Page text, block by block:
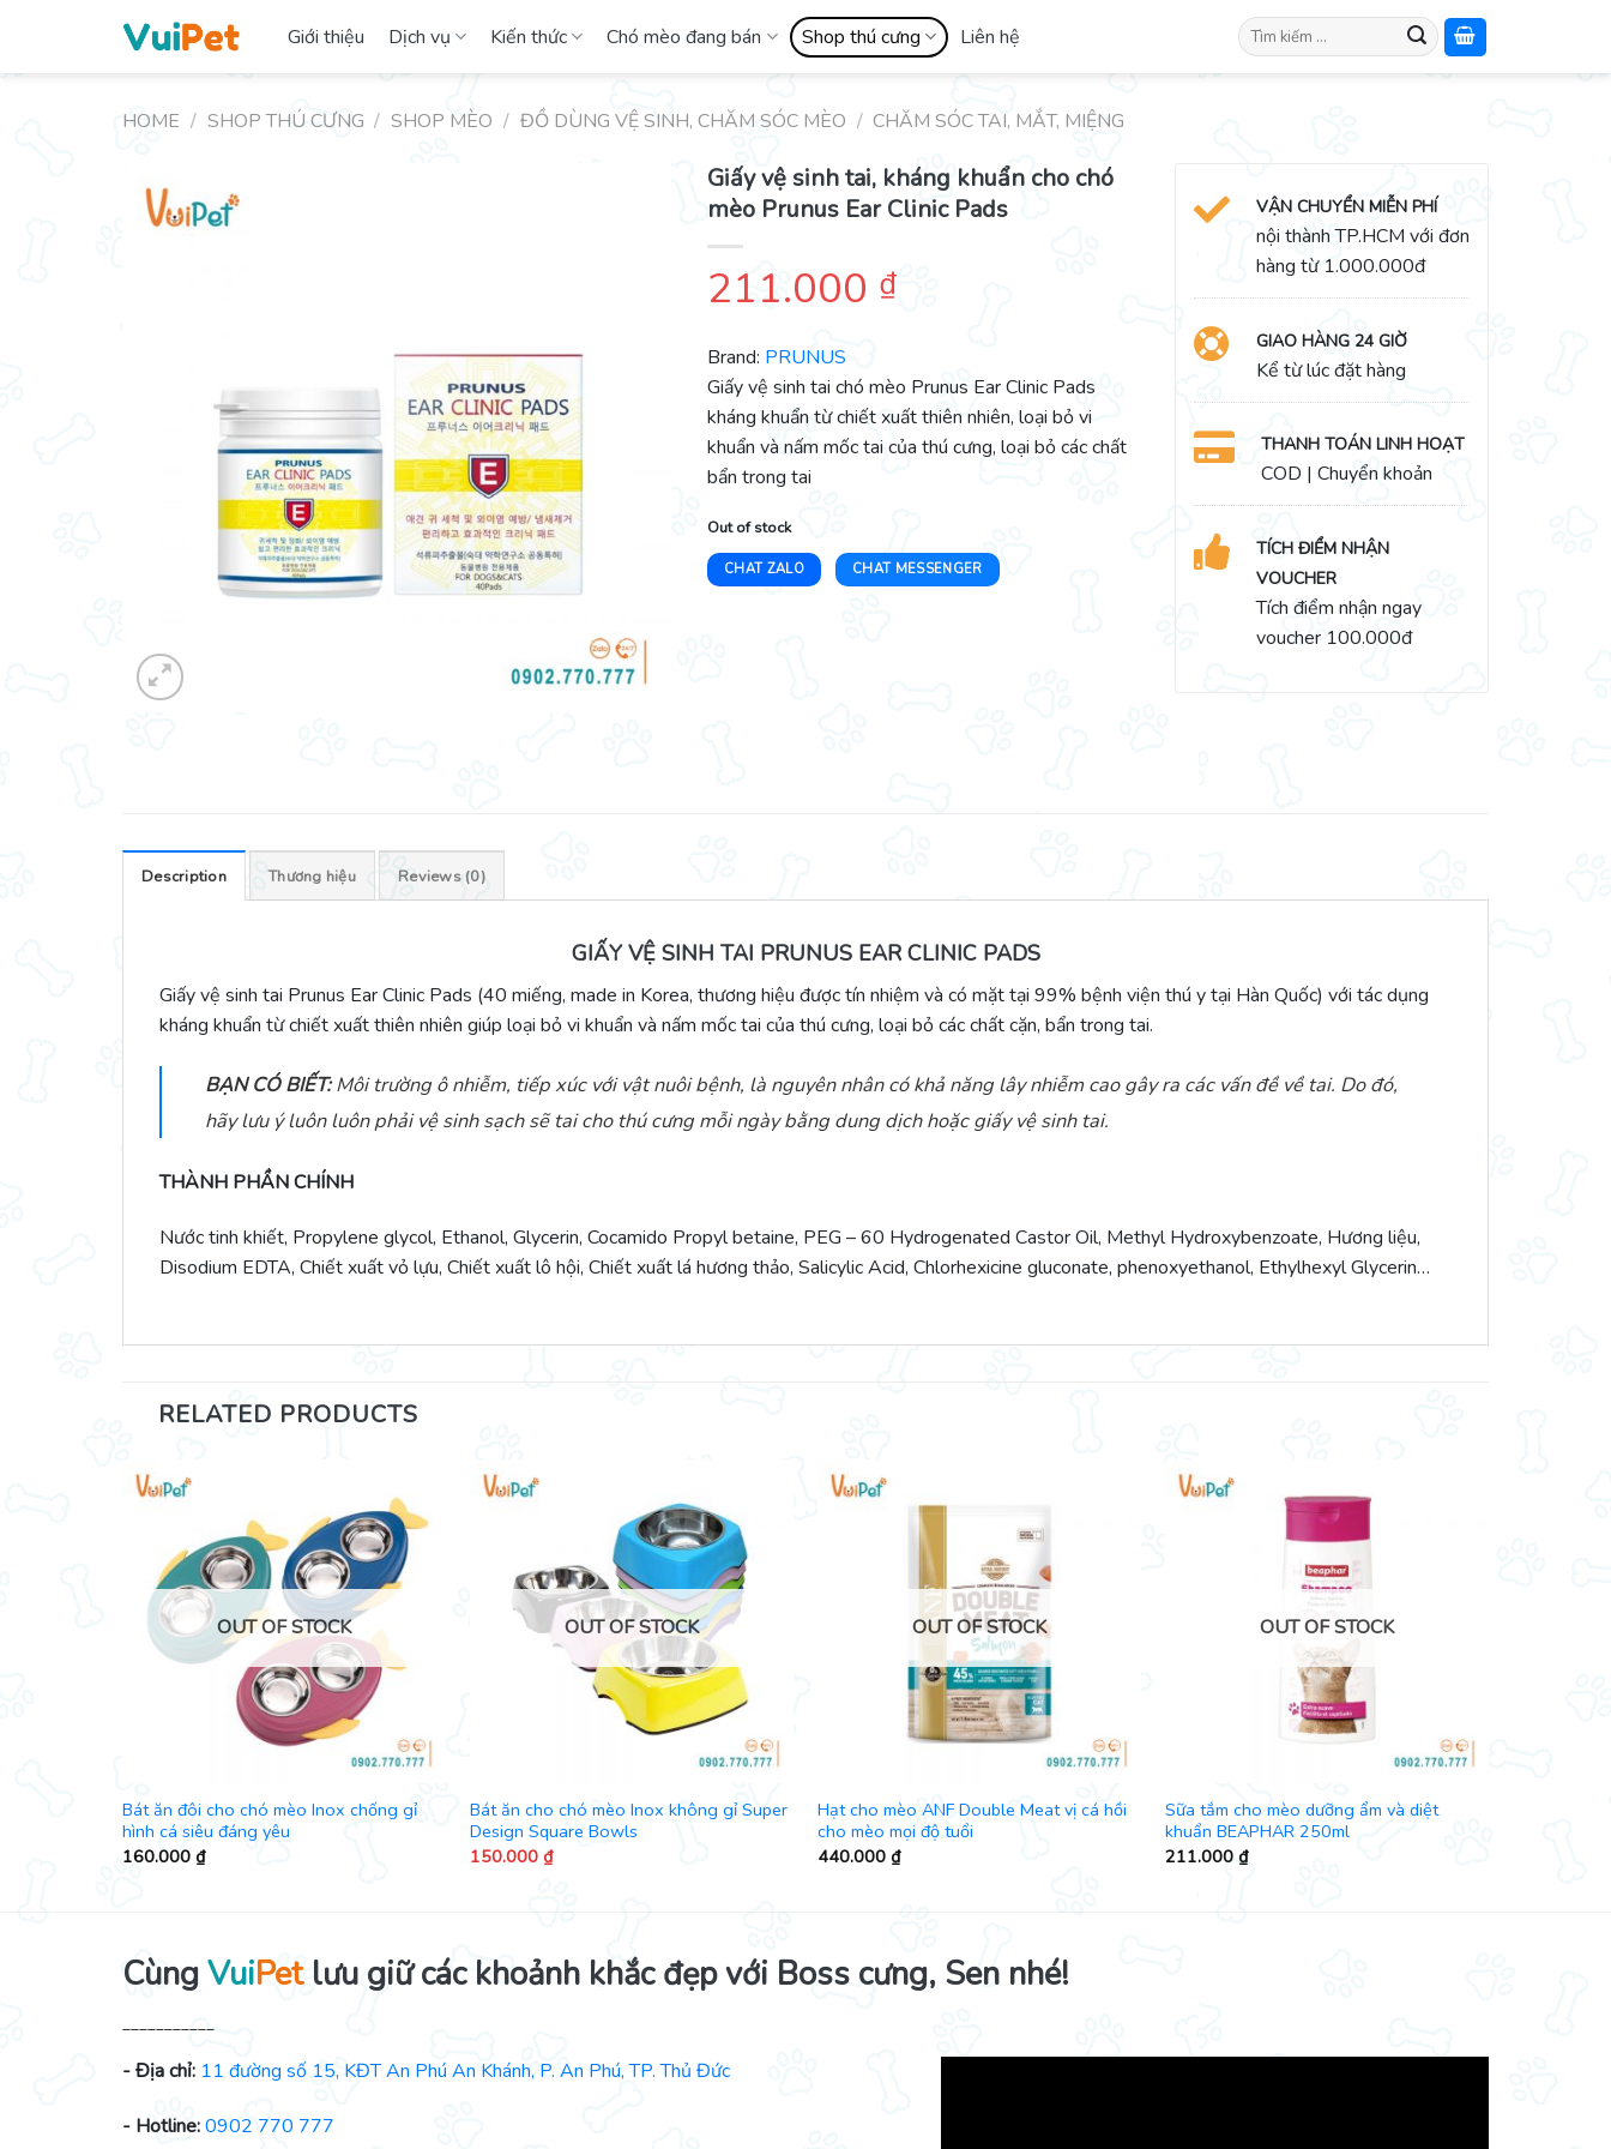
content
Giới thiệu Dịch vụ Kiến thức Chó mèo đang bán Shop thú cưng Liên hệ
Search
for:
HOME / SHOP THÚ CƯNG / SHOP MÈO / ĐỒ DÙNG VỆ SINH, CHĂM SÓC MÈO / CHĂM SÓC TAI, MẮT, MIỆNG
Giấy vệ sinh tai, kháng khuẩn cho chó
mèo Prunus Ear Clinic Pads
211.000 ₫
Brand: PRUNUS
Giấy vệ sinh tai chó mèo Prunus Ear Clinic Pads
kháng khuẩn từ chiết xuất thiên nhiên, loại bỏ vi
khuẩn và nấm mốc tai của thú cưng, loại bỏ các chất
bẩn trong tai
Out of stock
CHAT ZALO CHAT MESSENGER
VẬN CHUYỂN MIỄN PHÍ
nội thành TP.HCM với đơn
hàng từ 1.000.000đ
GIAO HÀNG 24 GIỜ
Kể từ lúc đặt hàng
THANH TOÁN LINH HOẠT
COD | Chuyển khoản
TÍCH ĐIỂM NHẬN
VOUCHER
Tích điểm nhận ngay
voucher 100.000đ
Description Thương hiệu Reviews (0)
GIẤY VỆ SINH TAI PRUNUS EAR CLINIC PADS
Giấy vệ sinh tai Prunus Ear Clinic Pads (40 miếng, made in Korea, thương hiệu được tín nhiệm và có mặt tại 99% bệnh viện thú y tại Hàn Quốc) với tác dụng
kháng khuẩn từ chiết xuất thiên nhiên giúp loại bỏ vi khuẩn và nấm mốc tai của thú cưng, loại bỏ các chất cặn, bẩn trong tai.
BẠN CÓ BIẾT:Môi trường ô nhiễm, tiếp xúc với vật nuôi bệnh, là nguyên nhân có khả năng lây nhiễm cao gây ra các vấn đề về tai. Do đó,
hãy lưu ý luôn luôn phải vệ sinh sạch sẽ tai cho thú cưng mỗi ngày bằng dung dịch hoặc giấy vệ sinh tai.
THÀNH PHẦN CHÍNH
Nước tinh khiết, Propylene glycol, Ethanol, Glycerin, Cocamido Propyl betaine, PEG – 60 Hydrogenated Castor Oil, Methyl Hydroxybenzoate, Hương liệu,
Disodium EDTA, Chiết xuất vỏ lựu, Chiết xuất lô hội, Chiết xuất lá hương thảo, Salicylic Acid, Chlorhexicine gluconate, phenoxyethanol, Ethylhexyl Glycerin…
RELATED PRODUCTS
OUT OF STOCK
Bát ăn đôi cho chó mèo Inox chống gỉ
hình cá siêu đáng yêu
160.000 ₫
OUT OF STOCK
Bát ăn cho chó mèo Inox không gỉ Super
Design Square Bowls
150.000 ₫
OUT OF STOCK
Hạt cho mèo ANF Double Meat vị cá hồi
cho mèo mọi độ tuổi
440.000 ₫
OUT OF STOCK
Sữa tắm cho mèo dưỡng ẩm và diệt
khuẩn BEAPHAR 250ml
211.000 ₫
CùngVuiPetlưu giữ các khoảnh khắc đẹp với Boss cưng, Sen nhé!
- Địa chỉ: 11 đường số 15, KĐT An Phú An Khánh, P. An Phú, TP. Thủ Đức
- Hotline:0902 770 777